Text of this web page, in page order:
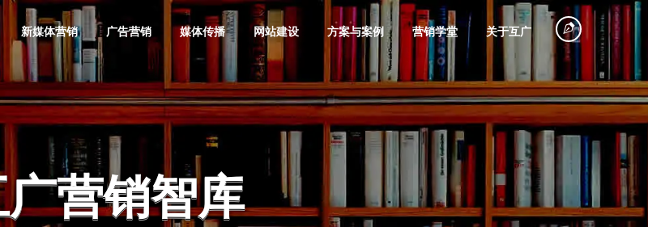
整合营销 媒介顾问 营销培训
品牌全案
品牌定位 品牌产品规划
品牌广告摄制
个人IP打造
新媒体营销
抖音营销
快手营销
微信营销
小红书营销
探店
网红大号营销
创意视频策划
种草笔记
广告营销
互联网广告策
动画广告制作
互联网广告效
果提升
百度营销代运
360搜索推广
巨量引擎代运
营
微信广告策划
信息流广告投
媒体传播
营销 媒体邀约 故事营销
网站建设
企业网站建设
品牌网站定制
活动网站建设
广告落地页制
作
电商网站搭建
电子商务系统
定制开发
微信会员电商
平台建设
团购商城建设
方案与案例
金融投资
服装服饰
奢侈品
地产公司
旅游行业 物流运输
节能环保
营销学堂
库 奥旗智库 掘魁数据 品牌课堂
关于互广
值得选择 愿景价值 联系我们
营销智库